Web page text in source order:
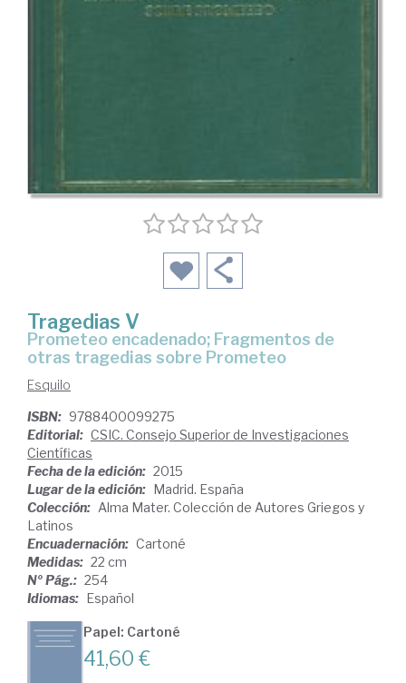
Tragedias V
Prometeo encadenado; Fragmentos de
otras tragedias sobre Prometeo
Esquilo
ISBN: 9788400099275
Editorial: CSIC. Consejo Superior de Investigaciones
Científicas
Fecha de la edición: 2015
Lugar de la edición: Madrid. España
Colección: Alma Mater. Colección de Autores Griegos y
Latinos
Encuadernación: Cartoné
Medidas: 22 cm
Nº Pág.: 254
Idiomas: Español
Papel: Cartoné
41,60 €